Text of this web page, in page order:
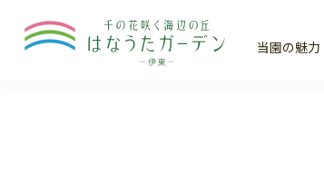
当園の魅力